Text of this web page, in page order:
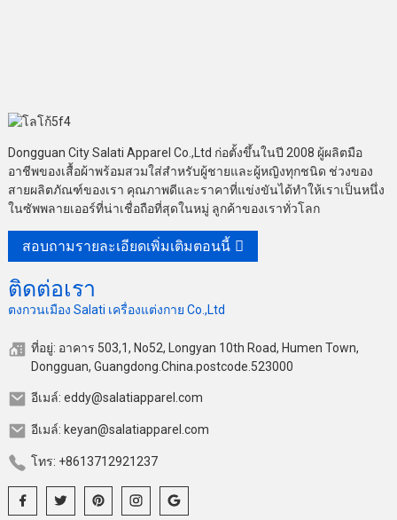
Dongguan City Salati Apparel Co.,Ltd ก่อตั้งขึ้นในปี 2008 ผู้ผลิตมือ
อาชีพของเสื้อผ้าพร้อมสวมใส่สำหรับผู้ชายและผู้หญิงทุกชนิด ช่วงของ
สายผลิตภัณฑ์ของเรา คุณภาพดีและราคาที่แข่งขันได้ทำให้เราเป็นหนึ่ง
ในซัพพลายเออร์ที่น่าเชื่อถือที่สุดในหมู่ ลูกค้าของเราทั่วโลก
สอบถามรายละเอียดเพิ่มเติมตอนนี้
ติดต่อเรา
ตงกวนเมือง Salati เครื่องแต่งกาย Co.,Ltd
ที่อยู่: อาคาร 503,1, No52, Longyan 10th Road, Humen Town,
Dongguan, Guangdong.China.postcode.523000
อีเมล์: eddy@salatiapparel.com
อีเมล์: keyan@salatiapparel.com
โทร: +8613712921237